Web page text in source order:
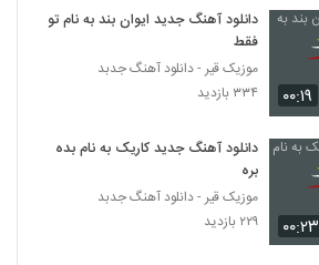
موزیک زیبای احساس خوب از شایان یزدان یار
Ali Sotoode Mesle To Nistam
۲۲۸ بازدید
دانلود آهنگ استرس از وحید بی نیاز
۲۶۴ بازدید
۰۰:۱۹
دانلود آهنگ جدید ایوان بند به نام تو
فقط
موزیک قیر - دانلود آهنگ جدبد
۳۳۴ بازدید
۰۰:۲۳
دانلود آهنگ جدید کاریک به نام بده
بره
موزیک قیر - دانلود آهنگ جدبد
۲۲۹ بازدید